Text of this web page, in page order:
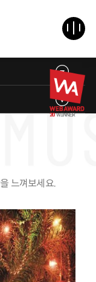
느껴보세요.